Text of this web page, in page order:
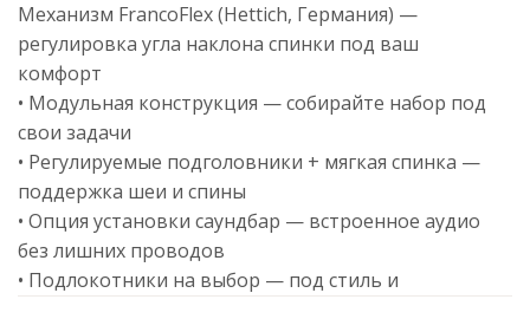
Механизм FrancoFlex (Hettich, Германия) —
регулировка угла наклона спинки под ваш
комфорт
• Модульная конструкция — собирайте набор под
свои задачи
• Регулируемые подголовники + мягкая спинка —
поддержка шеи и спины
• Опция установки саундбар — встроенное аудио
без лишних проводов
• Подлокотники на выбор — под стиль и